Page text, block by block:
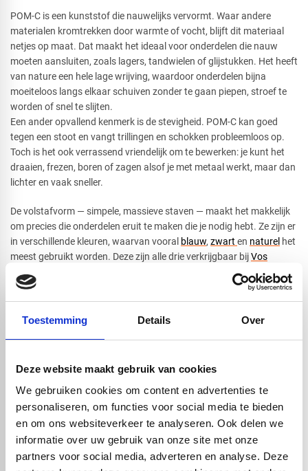
Toestemming Details Over
Deze website maakt gebruik van cookies
We gebruiken cookies om content en advertenties te
personaliseren, om functies voor social media te bieden
en om ons websiteverkeer te analyseren. Ook delen we
informatie over uw gebruik van onze site met onze
partners voor social media, adverteren en analyse. Deze
POM-C is een kunststof die nauwelijks vervormt. Waar andere
materialen kromtrekken door warmte of vocht, blijft dit materiaal
netjes op maat. Dat maakt het ideaal voor onderdelen die nauw
moeten aansluiten, zoals lagers, tandwielen of glijstukken. Het heeft
van nature een hele lage wrijving, waardoor onderdelen bijna
moeiteloos langs elkaar schuiven zonder te gaan piepen, stroef te
worden of snel te slijten.
Een ander opvallend kenmerk is de stevigheid. POM-C kan goed
tegen een stoot en vangt trillingen en schokken probleemloos op.
Toch is het ook verrassend vriendelijk om te bewerken: je kunt het
draaien, frezen, boren of zagen alsof je met metaal werkt, maar dan
lichter en vaak sneller.
De volstafvorm — simpele, massieve staven — maakt het makkelijk
om precies die onderdelen eruit te maken die je nodig hebt. Ze zijn er
in verschillende kleuren, waarvan vooral blauw, zwart en naturel het
meest gebruikt worden. Deze zijn alle drie verkrijgbaar bijVos
Kunststoffen
. De zwarte versie is extra handig als iets buiten of in
fel licht gebruikt gaat worden, omdat deze beter tegen UV kan.
Verder zijn de POM massieve staven in verschillende diameters
beschikbaar en in twee lengtes: 1000mm en 3000mm, voor ieder
temperaturen. Echter binnen zijn normale werkgebied, is het een
van de meest veelzijdige technische kunststoffen die je kunt vinden.
Handig om er bij te kopen